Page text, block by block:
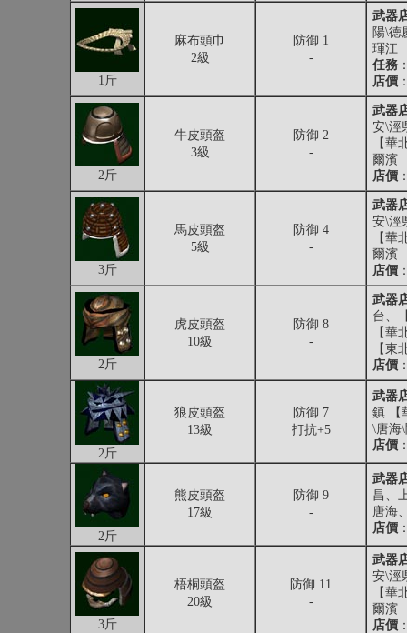
1斤
麻布頭巾
2級
防御 1
-
武器
陽\徳
琿江
任務
店價
2斤
牛皮頭盔
3級
防御 2
-
武器
安\涇
【華
爾濱
店價
3斤
馬皮頭盔
5級
防御 4
-
武器
安\涇
【華
爾濱
店價
2斤
虎皮頭盔
10級
防御 8
-
武器
台、
【華
【東
店價
2斤
狼皮頭盔
13級
防御 7
打抗+5
武器
鎮 【
\唐海
店價
2斤
熊皮頭盔
17級
防御 9
-
武器
昌、
唐海
店價
3斤
梧桐頭盔
20級
防御 11
-
武器
安\涇
【華
爾濱
店價